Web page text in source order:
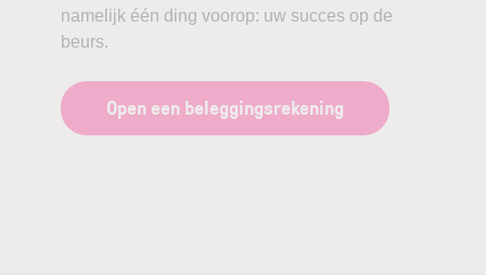
namelijk één ding voorop: uw succes op de
beurs.
Open een beleggingsrekening